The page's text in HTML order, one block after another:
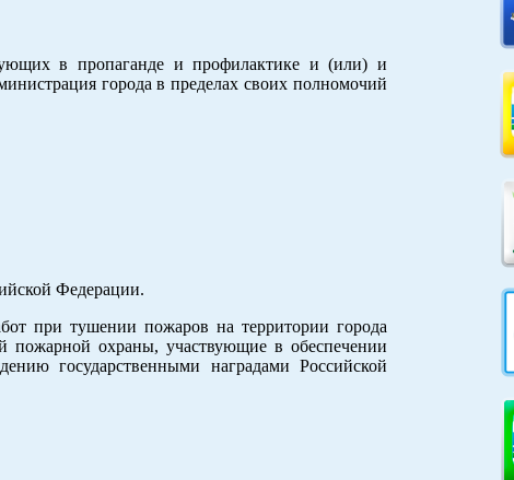
в пропаганде и профилактике и (или) и
города в пределах своих полномочий
Федерации.
при тушении пожаров на территории города
пожарной охраны, участвующие в обеспечении
государственными наградами Российской